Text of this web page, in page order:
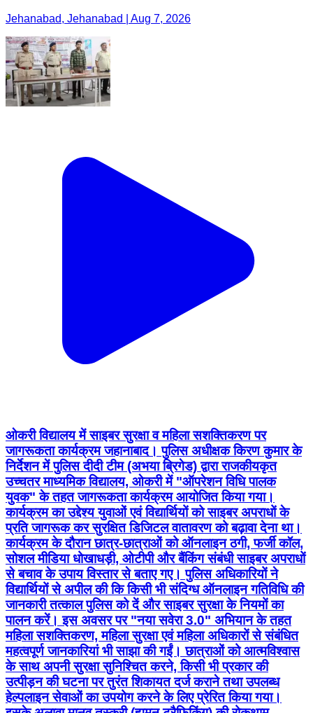
Jehanabad, Jehanabad | Aug 7, 2026
ओकरी विद्यालय में साइबर सुरक्षा व महिला सशक्तिकरण पर
जागरूकता कार्यक्रम जहानाबाद। पुलिस अधीक्षक किरण कुमार के
निर्देशन में पुलिस दीदी टीम (अभया ब्रिगेड) द्वारा राजकीयकृत
उच्चतर माध्यमिक विद्यालय, ओकरी में "ऑपरेशन विधि पालक
युवक" के तहत जागरूकता कार्यक्रम आयोजित किया गया।
कार्यक्रम का उद्देश्य युवाओं एवं विद्यार्थियों को साइबर अपराधों के
प्रति जागरूक कर सुरक्षित डिजिटल वातावरण को बढ़ावा देना था।
कार्यक्रम के दौरान छात्र-छात्राओं को ऑनलाइन ठगी, फर्जी कॉल,
सोशल मीडिया धोखाधड़ी, ओटीपी और बैंकिंग संबंधी साइबर अपराधों
से बचाव के उपाय विस्तार से बताए गए। पुलिस अधिकारियों ने
विद्यार्थियों से अपील की कि किसी भी संदिग्ध ऑनलाइन गतिविधि की
जानकारी तत्काल पुलिस को दें और साइबर सुरक्षा के नियमों का
पालन करें। इस अवसर पर "नया सवेरा 3.0" अभियान के तहत
महिला सशक्तिकरण, महिला सुरक्षा एवं महिला अधिकारों से संबंधित
महत्वपूर्ण जानकारियां भी साझा की गईं। छात्राओं को आत्मविश्वास
के साथ अपनी सुरक्षा सुनिश्चित करने, किसी भी प्रकार की
उत्पीड़न की घटना पर तुरंत शिकायत दर्ज कराने तथा उपलब्ध
हेल्पलाइन सेवाओं का उपयोग करने के लिए प्रेरित किया गया।